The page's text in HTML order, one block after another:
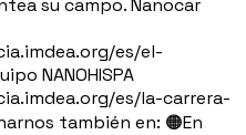
su campo. Nanocar
es/el-
NANOHISPA
es/la-carrera-
también en: 🟠En